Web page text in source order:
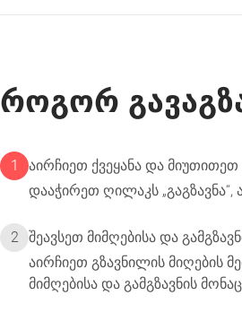
როგორ
1
აირჩიეთ ქვეყანა და მიუთითეთ
დააჭირეთ ღილაკს
2
შეავსეთ მიმღებისა და
აირჩიეთ გზავნილის მიღების
მიმღებისა და გამგზავნის